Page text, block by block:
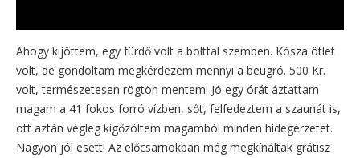
Ahogy kijöttem, egy fürdő volt a bolttal szemben. Kósza ötlet
volt, de gondoltam megkérdezem mennyi a beugró. 500 Kr.
volt, természetesen rögtön mentem! Jó egy órát áztattam
magam a 41 fokos forró vízben, sőt, felfedeztem a szaunát is,
ott aztán végleg kigőzöltem magamból minden hidegérzetet.
Nagyon jól esett! Az előcsarnokban még megkínáltak grátisz